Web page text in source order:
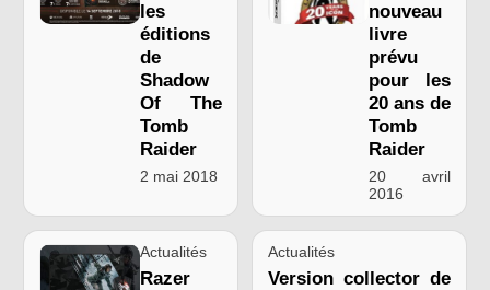
les
éditions
de
Shadow
Of The
Tomb
Raider
2 mai 2018
nouveau
livre
prévu
pour les
20 ans de
Tomb
Raider
20 avril
2016
Actualités
Razer
Actualités
Version collector de